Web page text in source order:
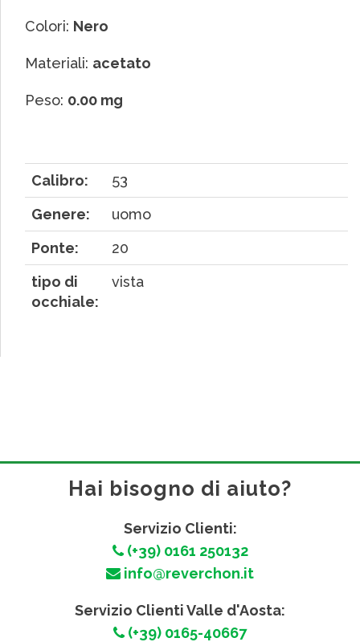
Colori: Nero
Materiali: acetato
Peso: 0.00 mg
Calibro:
53
Genere:
uomo
Ponte:
20
tipo di
occhiale:
vista
Hai bisogno di aiuto?
Servizio Clienti:
(+39) 0161 250132
info@reverchon.it
Servizio Clienti Valle d'Aosta:
(+39) 0165-40667